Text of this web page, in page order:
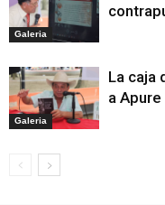
Galeria
Galeria
La caja
a Apure